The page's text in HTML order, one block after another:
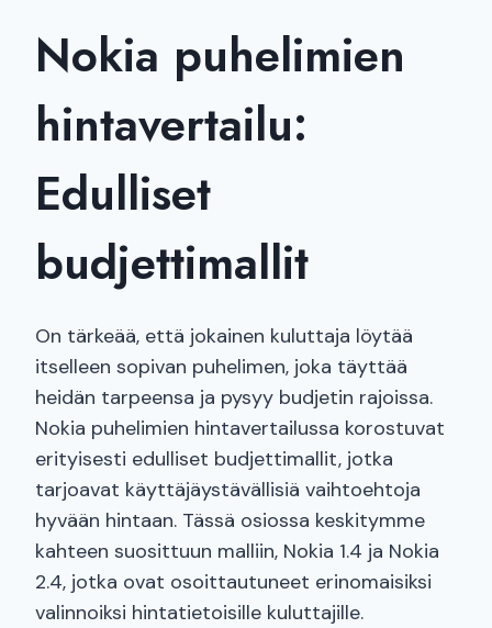
Nokia puhelimien
hintavertailu:
Edulliset
budjettimallit
On tärkeää, että jokainen kuluttaja löytää
itselleen sopivan puhelimen, joka täyttää
heidän tarpeensa ja pysyy budjetin rajoissa.
Nokia puhelimien hintavertailussa korostuvat
erityisesti edulliset budjettimallit, jotka
tarjoavat käyttäjäystävällisiä vaihtoehtoja
hyvään hintaan. Tässä osiossa keskitymme
kahteen suosittuun malliin, Nokia 1.4 ja Nokia
2.4, jotka ovat osoittautuneet erinomaisiksi
valinnoiksi hintatietoisille kuluttajille.